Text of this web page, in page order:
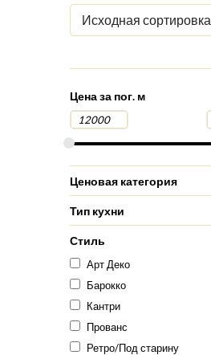
Исходная сортировка
Цена за пог. м
Ценовая категория
Тип кухни
Стиль
Арт Деко
Барокко
Кантри
Прованс
Ретро/Под старину